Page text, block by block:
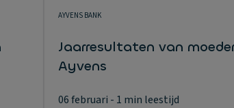
AYVENS BANK
Jaarresultaten van
Ayvens
06 februari - 1 min leestijd